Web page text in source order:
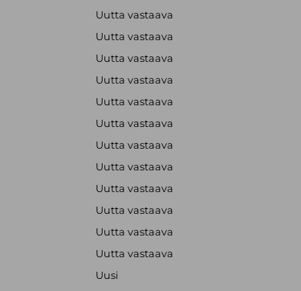
Uutta vastaava
Uutta vastaava
Uutta vastaava
Uutta vastaava
Uutta vastaava
Uutta vastaava
Uutta vastaava
Uutta vastaava
Uutta vastaava
Uutta vastaava
Uutta vastaava
Uutta vastaava
Uusi